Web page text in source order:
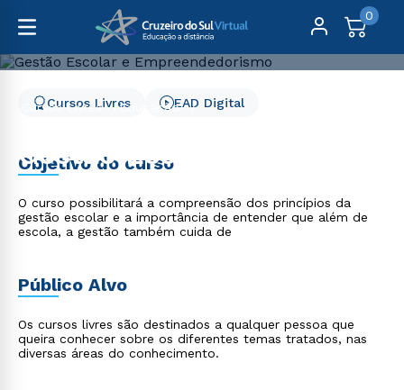
0
Cursos Livres
Educação
Gestão Escolar e
Empreendedorismo
Cursos Livres EAD Digital
Objetivo do curso
O curso possibilitará a compreensão dos princípios da
gestão escolar e a importância de entender que além de
escola, a gestão também cuida de
Público Alvo
Os cursos livres são destinados a qualquer pessoa que
queira conhecer sobre os diferentes temas tratados, nas
diversas áreas do conhecimento.